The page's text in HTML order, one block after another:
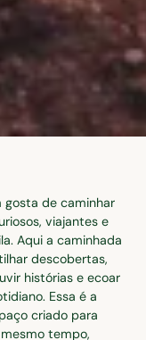
gosta de caminhar
viajantes e
Aqui a caminhada
descobertas,
histórias e ecoar
Essa é a
criado para
tempo,